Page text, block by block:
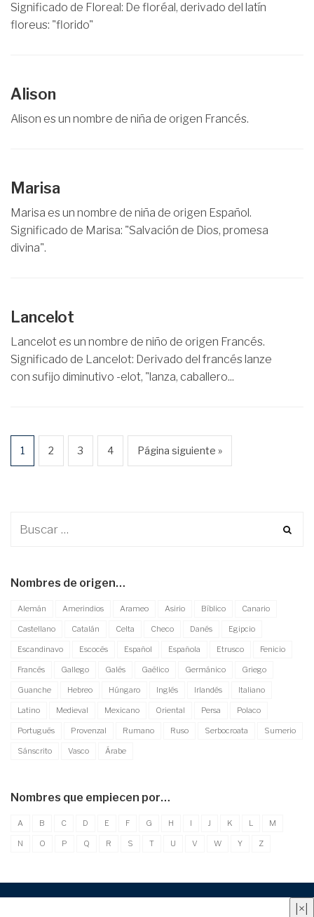
Significado de Floreal: De floréal, derivado del latín
floreus: "florido"
Alison
Alison es un nombre de niña de origen Francés.
Marisa
Marisa es un nombre de niña de origen Español.
Significado de Marisa: "Salvación de Dios, promesa
divina".
Lancelot
Lancelot es un nombre de niño de origen Francés.
Significado de Lancelot: Derivado del francés lanze
con sufijo diminutivo -elot, "lanza, caballero...
1 2 3 4 Página siguiente »
Nombres de origen…
Alemán Amerindios Arameo Asirio Bíblico Canario
Castellano Catalán Celta Checo Danés Egipcio
Escandinavo Escocés Español Española Etrusco Fenicio
Francés Gallego Galés Gaélico Germánico Griego
Guanche Hebreo Húngaro Inglés Irlandés Italiano
Latino Medieval Mexicano Oriental Persa Polaco
Portugués Provenzal Rumano Ruso Serbocroata Sumerio
Sánscrito Vasco Árabe
Nombres que empiecen por…
A B C D E F G H I J K L M
N O P Q R S T U V W Y Z
×